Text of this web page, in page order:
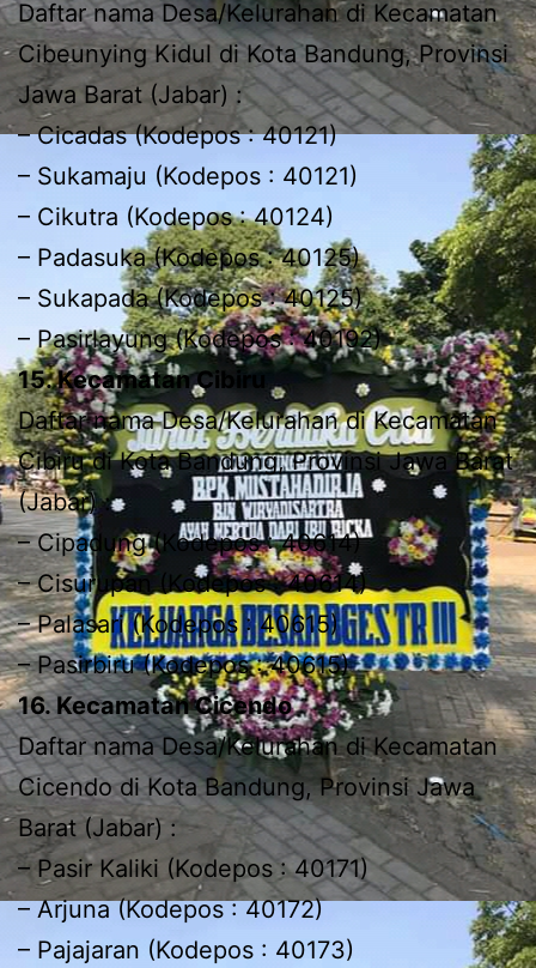
Daftar nama Desa/Kelurahan di Kecamatan
Cibeunying Kidul di Kota Bandung, Provinsi
Jawa Barat (Jabar) :
– Cicadas (Kodepos : 40121)
– Sukamaju (Kodepos : 40121)
– Cikutra (Kodepos : 40124)
– Padasuka (Kodepos : 40125)
– Sukapada (Kodepos : 40125)
– Pasirlayung (Kodepos : 40192)
15. Kecamatan Cibiru
Daftar nama Desa/Kelurahan di Kecamatan
Cibiru di Kota Bandung, Provinsi Jawa Barat
(Jabar) :
– Cipadung (Kodepos : 40614)
– Cisurupan (Kodepos : 40614)
– Palasari (Kodepos : 40615)
– Pasirbiru (Kodepos : 40615)
16. Kecamatan Cicendo
Daftar nama Desa/Kelurahan di Kecamatan
Cicendo di Kota Bandung, Provinsi Jawa
Barat (Jabar) :
– Pasir Kaliki (Kodepos : 40171)
– Arjuna (Kodepos : 40172)
– Pajajaran (Kodepos : 40173)